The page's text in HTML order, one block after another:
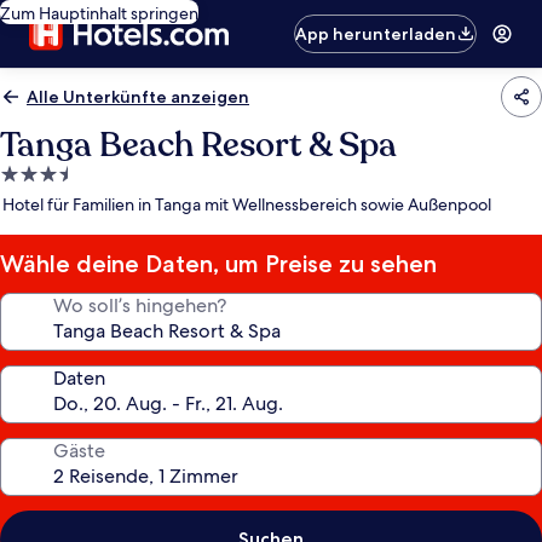
Zum Hauptinhalt springen
App herunterladen
Alle Unterkünfte anzeigen
Tanga Beach Resort & Spa
3.5-
Sterne-
Hotel für Familien in Tanga mit Wellnessbereich sowie Außenpool
Wähle deine Daten, um Preise zu sehen
Wo soll’s hingehen?
Daten
Gäste